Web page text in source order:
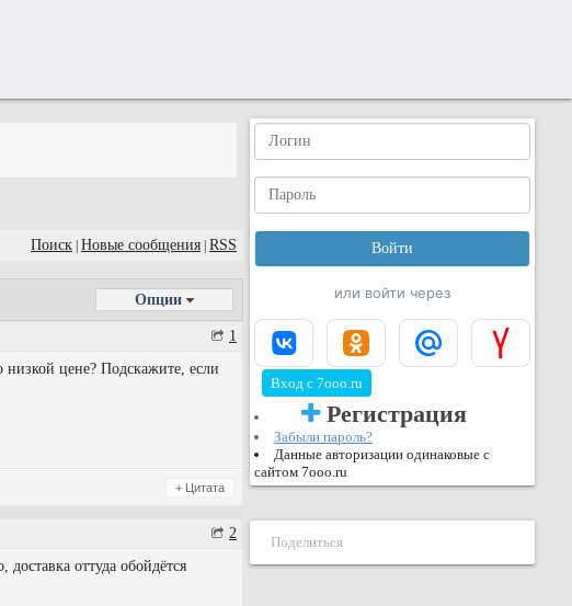
Поиск Новые сообщения RSS
Опции
1
цене? Подскажите, если
+ Цитата
2
оттуда обойдётся
или войти через
Вход с 7ooo.ru
Регистрация
Забыли пароль?
Данные авторизации одинаковые с
сайтом 7ooo.ru
Поделиться